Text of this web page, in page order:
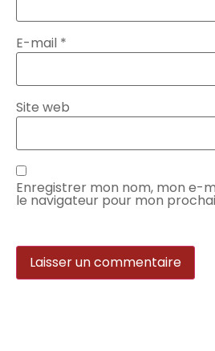
E-mail *
Site web
Enregistrer mon nom, mon e-
le navigateur pour mon